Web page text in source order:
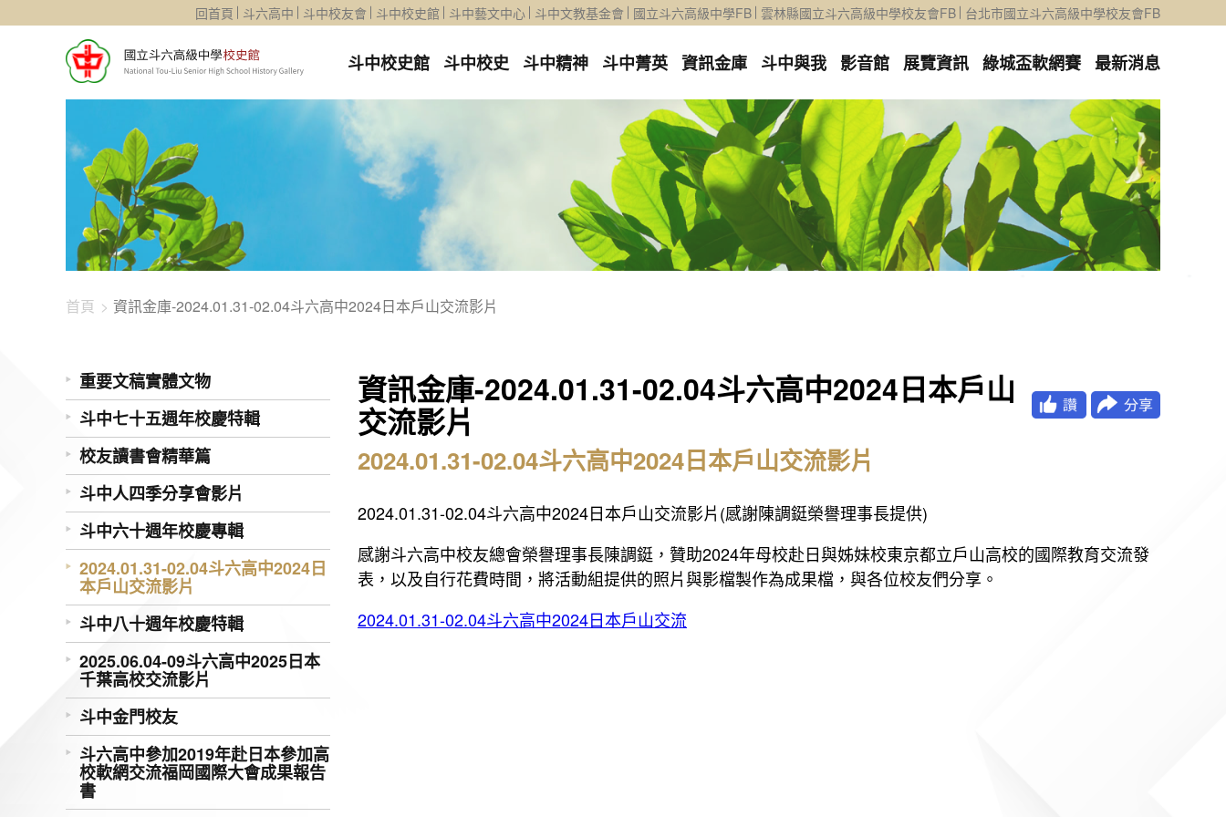
回首頁 斗六高中 斗中校友會 斗中校史館 斗中藝文中心 斗中文教基金會 國立斗六高級中學FB 雲林縣國立斗六高級中學校友會FB 台北市國立斗六高級中學校友會FB
斗中校史館 斗中校史 斗中精神 斗中菁英 資訊金庫 斗中與我 影音館 展覽資訊 綠城盃軟網賽 最新消息
首頁 資訊金庫-2024.01.31-02.04斗六高中2024日本戶山交流影片
重要文稿實體文物
斗中七十五週年校慶特輯
校友讀書會精華篇
斗中人四季分享會影片
斗中六十週年校慶專輯
2024.01.31-02.04斗六高中2024日
本戶山交流影片
斗中八十週年校慶特輯
2025.06.04-09斗六高中2025日本
千葉高校交流影片
斗中金門校友
斗六高中參加2019年赴日本參加高
校軟網交流福岡國際大會成果報告
書
資訊金庫-2024.01.31-02.04斗六高中2024日本戶山
交流影片
2024.01.31-02.04斗六高中2024日本戶山交流影片
2024.01.31-02.04斗六高中2024日本戶山交流影片(感謝陳調鋌榮譽理事長提供)
感謝斗六高中校友總會榮譽理事長陳調鋌，贊助2024年母校赴日與姊妹校東京都立戶山高校的國際教育交流發
表，以及自行花費時間，將活動組提供的照片與影檔製作為成果檔，與各位校友們分享。
2024.01.31-02.04斗六高中2024日本戶山交流